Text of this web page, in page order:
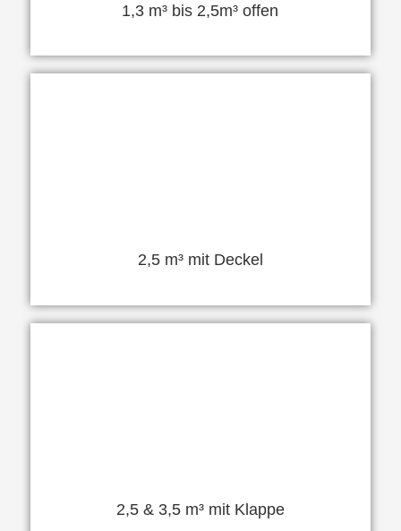
1,3 m³ bis 2,5m³ offen
2,5 m³ mit Deckel
2,5 & 3,5 m³ mit Klappe